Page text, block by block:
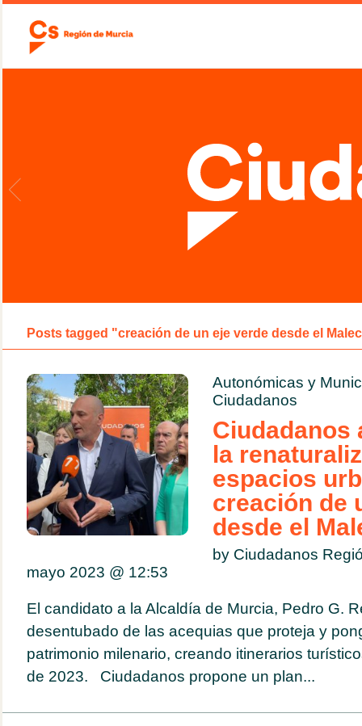
Posts tagged "creación de un eje verde desde el
Autonómicas y
Ciudadanos
Ciudadanos
la
espacios
creación de
desde el
by Ciudadanos
mayo 2023 @ 12:53
El candidato a la Alcaldía de Murcia, Pedro G.
desentubado de las acequias que proteja y
patrimonio milenario, creando itinerarios
de 2023. Ciudadanos propone un plan...